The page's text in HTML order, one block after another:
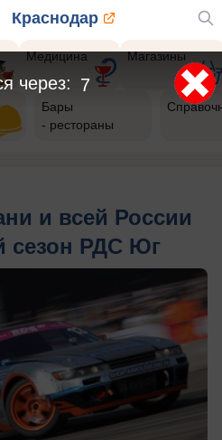
Краснодар
Медицина Магазины
Бары
- рестораны
и всей России
сезон РДС Юг
5
через: